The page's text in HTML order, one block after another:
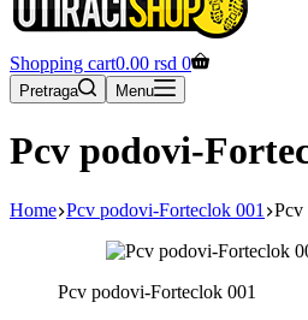
Shopping cart0.00 rsd 0
Pretraga Menu
Pcv podovi-
Home Pcv podovi-Forteclok 001 Pcv
Pcv podovi-Forteclok 001